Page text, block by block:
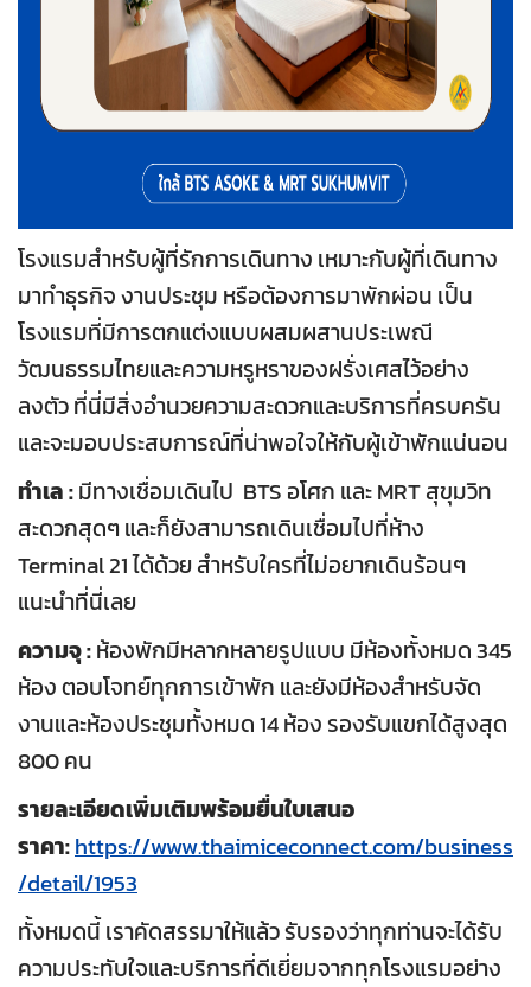
โรงแรมสำหรับผู้ที่รักการเดินทาง เหมาะกับผู้ที่เดินทาง
มาทำธุรกิจ งานประชุม หรือต้องการมาพักผ่อน เป็น
โรงแรมที่มีการตกแต่งแบบผสมผสานประเพณี
วัฒนธรรมไทยและความหรูหราของฝรั่งเศสไว้อย่าง
ลงตัว ที่นี่มีสิ่งอำนวยความสะดวกและบริการที่ครบครัน
และจะมอบประสบการณ์ที่น่าพอใจให้กับผู้เข้าพักแน่นอน
ทำเล :มีทางเชื่อมเดินไป BTS อโศก และ MRT สุขุมวิท
สะดวกสุดๆ และก็ยังสามารถเดินเชื่อมไปที่ห้าง
Terminal 21 ได้ด้วย สำหรับใครที่ไม่อยากเดินร้อนๆ
แนะนำที่นี่เลย
ความจุ :ห้องพักมีหลากหลายรูปแบบ มีห้องทั้งหมด 345
ห้อง ตอบโจทย์ทุกการเข้าพัก และยังมีห้องสำหรับจัด
งานและห้องประชุมทั้งหมด 14 ห้อง รองรับแขกได้สูงสุด
800 คน
รายละเอียดเพิ่มเติมพร้อมยื่นใบเสนอ
ราคา:https://www.thaimiceconnect.com/business
/detail/1953
ทั้งหมดนี้ เราคัดสรรมาให้แล้ว รับรองว่าทุกท่านจะได้รับ
ความประทับใจและบริการที่ดีเยี่ยมจากทุกโรงแรมอย่าง